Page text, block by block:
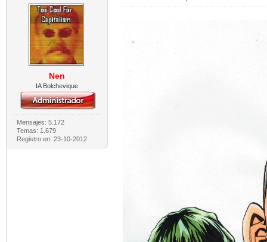
Nen
IA Bolchevique
Mensajes: 5.172
Temas: 1.679
Registro en: 23-10-2012